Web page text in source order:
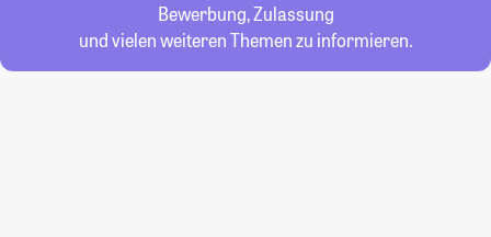
Bewerbung, Zulassung
und vielen weiteren Themen zu informieren.